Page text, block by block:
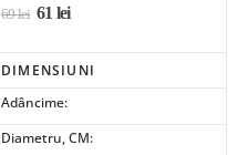
69lei 61 lei
DIMENSIUNI
Adâncime:
Diametru, CM: